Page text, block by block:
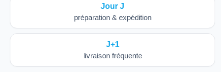
Jour J
préparation & expédition
J+1
livraison fréquente